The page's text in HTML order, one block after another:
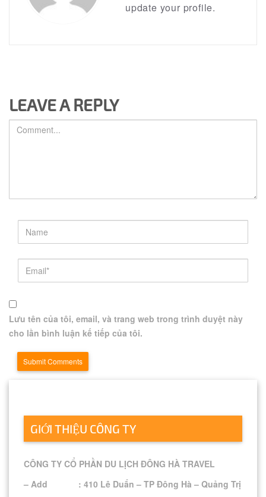
update your profile.
LEAVE A REPLY
Lưu tên của tôi, email, và trang web trong trình duyệt này
cho lần bình luận kế tiếp của tôi.
GIỚI THIỆU CÔNG TY
CÔNG TY CỔ PHẦN DU LỊCH ĐÔNG HÀ TRAVEL
– Add : 410 Lê Duẩn – TP Đông Hà – Quảng Trị